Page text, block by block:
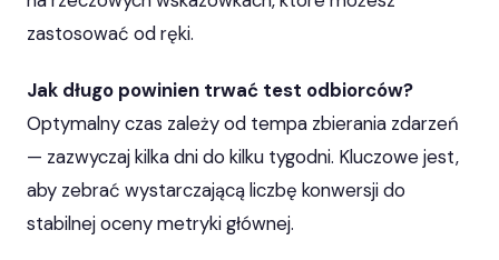
zastosować od ręki.
Jak długo powinien trwać test odbiorców?
Optymalny czas zależy od tempa zbierania zdarzeń
— zazwyczaj kilka dni do kilku tygodni. Kluczowe jest,
aby zebrać wystarczającą liczbę konwersji do
stabilnej oceny metryki głównej.